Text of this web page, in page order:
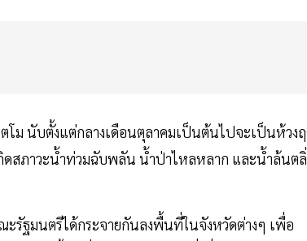
ม นับตั้งแต่กลางเดือนตุลาคมเป็นต้นไปจะเป็นห้วง
สภาวะน้ำท่วมฉับพลัน น้ำป่าไหลหลาก และน้ำล้นต
รัฐมนตรีได้กระจายกันลงพื้นที่ในจังหวัดต่างๆ เพื่อ